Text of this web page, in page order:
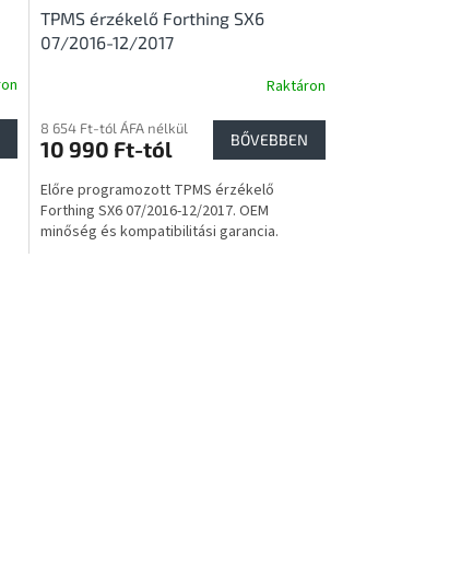
TPMS érzékelő Forthing SX6
07/2016-12/2017
Raktáron
8 654 Ft-tól ÁFA nélkül
10 990 Ft-tól BŐVEBBEN
Előre programozott TPMS érzékelő
Forthing SX6 07/2016-12/2017. OEM
minőség és kompatibilitási garancia.